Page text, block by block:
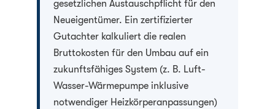
gesetzlichen Austauschpflicht für den
Neueigentümer. Ein zertifizierter
Gutachter kalkuliert die realen
Bruttokosten für den Umbau auf ein
zukunftsfähiges System (z. B. Luft-
Wasser-Wärmepumpe inklusive
notwendiger Heizkörperanpassungen)